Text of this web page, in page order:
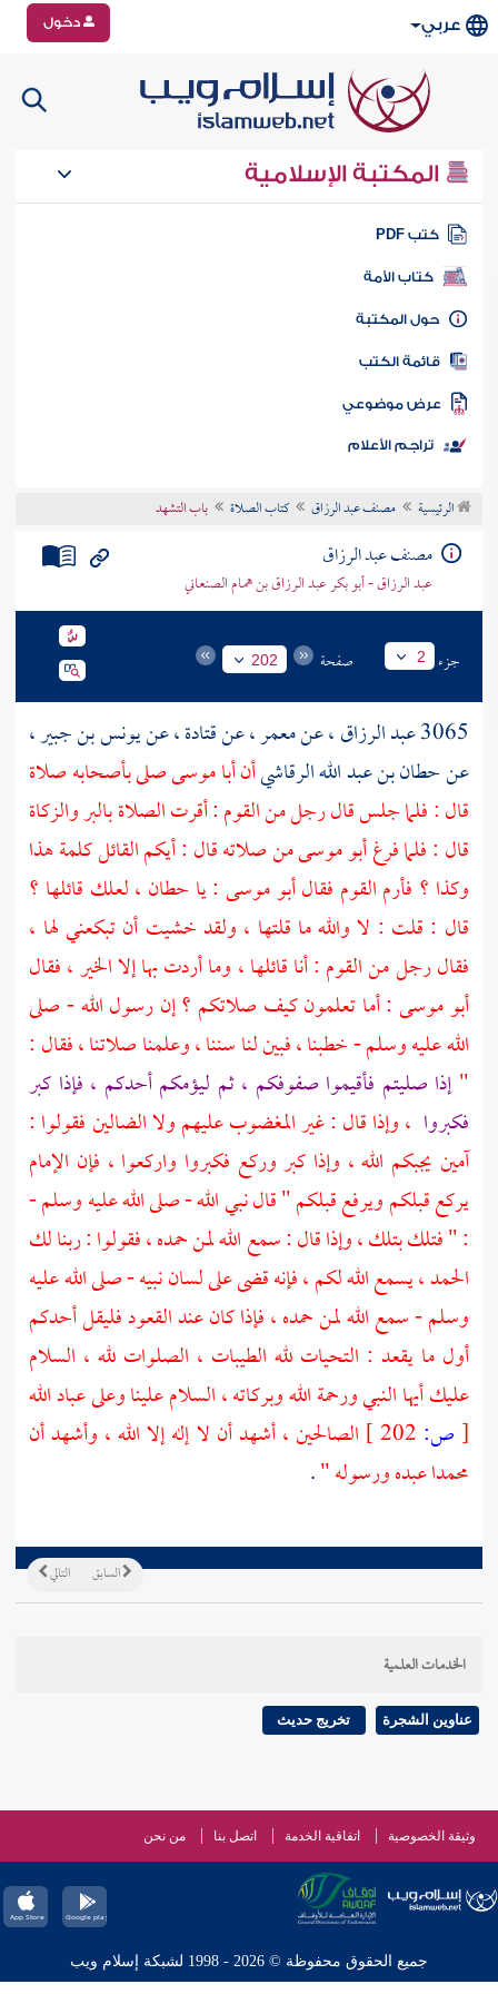
عربي دخول
المكتبة الإسلامية
كتب PDF
كتاب الأمة
المكتبة
الكتب
موضوعي
تراجم الأعلام
الرئيسية مصنف عبد الرزاق كتاب الصلاة باب التشهد
مصنف عبد الرزاق
عبد الرزاق - أبو بكر عبد الرزاق بن همام الصنعاني
جزء 2 صفحة 202
3065عبد الرزاق، عنمعمر، عنقتادة، عنيونس بن جبير،
عنحطان بن عبد الله الرقاشيأن أبا موسى صلى بأصحابه صلاة
قال : فلما جلس قال رجل من القوم : أقرت الصلاة بالبر والزكاة
قال : فلما فرغأبو موسىمن صلاته قال : أيكم القائل كلمة هذا
وكذا ؟ فأرم القوم فقالأبو موسى : يا حطان ، لعلك قائلها ؟
قال : قلت : لا والله ما قلتها ، ولقد خشيت أن تبكعني لها ،
فقال رجل من القوم : أنا قائلها ، وما أردت بها إلا الخير ، فقال
أبو موسى : أما تعلمون كيف صلاتكم ؟ إن رسول الله - صلى
الله عليه وسلم - خطبنا ، فبين لنا سننا ، وعلمنا صلاتنا ، فقال :
"إذا صليتم فأقيموا صفوفكم ، ثم ليؤمكم أحدكم ، فإذا كبر
فكبروا ، وإذا قال : غير المغضوب عليهم ولا الضالين فقولوا :
آمين يجبكم الله ، وإذا كبر وركع فكبروا واركعوا ، فإن الإمام
يركع قبلكم ويرفع قبلكم " قال نبي الله - صلى الله عليه وسلم -
: " فتلك بتلك ، وإذا قال : سمع الله لمن حمده ، فقولوا : ربنا لك
الحمد ، يسمع الله لكم ، فإنه قضى على لسان نبيه - صلى الله عليه
وسلم - سمع الله لمن حمده ، فإذا كان عند القعود فليقل أحدكم
أول ما يقعد : التحيات لله الطيبات ، الصلوات لله ، السلام
عليك أيها النبي ورحمة الله وبركاته ، السلام علينا وعلى عباد الله
[ص:
الصالحين ، أشهد أن لا إله إلا الله ، وأشهد أن
محمداعبده ورسوله ".
التالي السابق
الخدمات العلمية
عناوين الشجرة تخريج حديث
وثيقة الخصوصية اتفاقية الخدمة اتصل بنا من نحن
جميع الحقوق محفوظة © 2026 - 1998 لشبكة إسلام ويب